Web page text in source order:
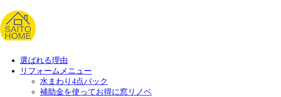
選ばれる理由
リフォームメニュー
水まわり4点パック
補助金を使ってお得に窓リノベ